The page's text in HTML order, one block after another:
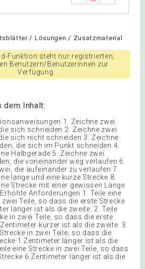
/ Lösungen / Zusatzmaterial
Funktion steht nur registrierten,
Benutzern/Benutzerinnen zur
Verfügung.
dem Inhalt:
1. Zeichne zwei
sich schneiden 2. Zeichne zwei
sich nicht schneiden 3. Zeichne
die sich im Punkt schneiden 4.
Halbgerade 5. Zeichne zwei
die voneinander weg verlaufen 6.
die aufeinander zu verlaufen 7.
lange und eine kurze Strecke 8.
Strecke mit einer gewissen Länge
Anforderungen 1. Teile eine
zwei Teile, so dass die erste Strecke
länger ist als die zweite. 2. Teile
in zwei Teile, so dass die erste
kürzer ist als die zweite. 3.
in zwei Teile, so dass die
1 Zentimeter länger ist als die
eine Strecke in zwei Teile, so dass
6 Zentimeter länger ist als die